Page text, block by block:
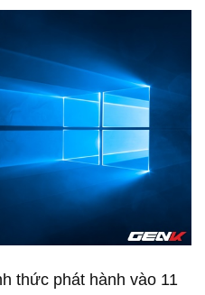
thức phát hành vào 11